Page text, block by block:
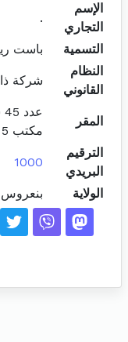
الإسم
التجاري
.
التسمية
باست
النظام
القانوني
شركة
المقر
مكتب 5 باب بحر
الترقيم
البريدي
1000
الولاية بنعروس